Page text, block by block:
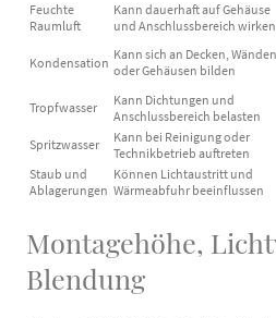
Feuchte
Raumluft
Kann dauerhaft auf Gehäuse
und Anschlussbereich wirken
Kondensation
Kann sich an Decken, Wänden
oder Gehäusen bilden
Tropfwasser
Kann Dichtungen und
Anschlussbereich belasten
Spritzwasser
Kann bei Reinigung oder
Technikbetrieb auftreten
Staub und
Ablagerungen
Können Lichtaustritt und
Wärmeabfuhr beeinflussen
Montagehöhe,
Blendung